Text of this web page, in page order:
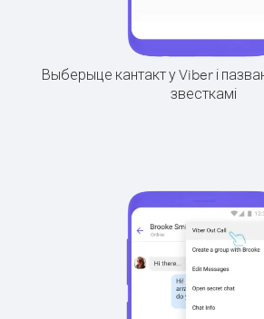
Выберыце кантакт у Viber і
звесткамі